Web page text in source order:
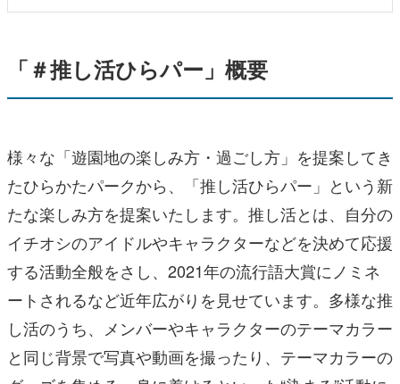
「＃推し活ひらパー」概要
様々な「遊園地の楽しみ方・過ごし方」を提案してき
たひらかたパークから、「推し活ひらパー」という新
たな楽しみ方を提案いたします。推し活とは、自分の
イチオシのアイドルやキャラクターなどを決めて応援
する活動全般をさし、2021年の流行語大賞にノミネ
ートされるなど近年広がりを見せています。多様な推
し活のうち、メンバーやキャラクターのテーマカラー
と同じ背景で写真や動画を撮ったり、テーマカラーの